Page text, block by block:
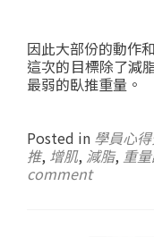
因此大部份的動作
這次的目標除了減
最弱的臥推重量。
Posted in 學員心
推, 增肌, 減脂, 重
comment